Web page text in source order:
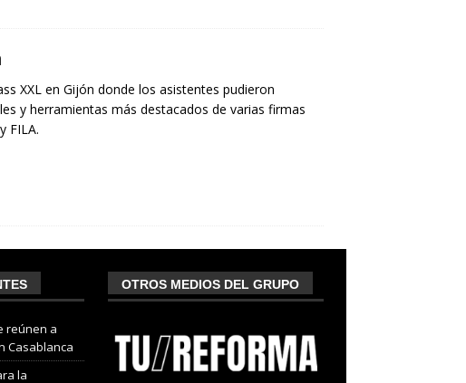
XXL en Gijón donde los asistentes pudieron
y herramientas más destacados de varias firmas
FILA.
reúnen a
Casablanca
la
OTROS MEDIOS DEL GRUPO